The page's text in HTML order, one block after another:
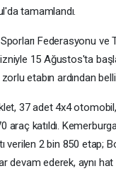
tamamlandı.
Federasyonu ve
15 Ağustos'ta
etabın ardından
37 adet 4x4
araç katıldı.
verilen 2 bin 850 etap;
devam ederek, aynı